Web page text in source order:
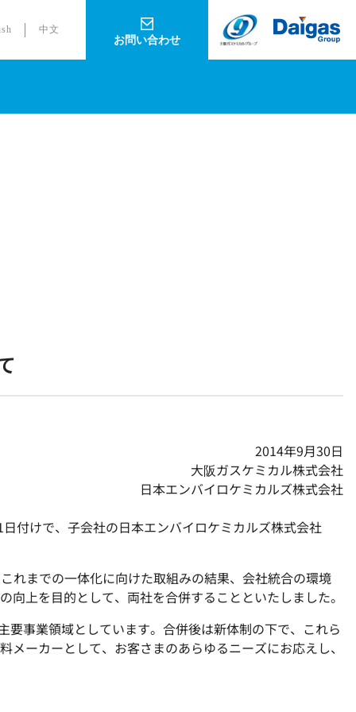
中文
お問い合わせ
2014年9月30日
大阪ガスケミカル株式会社
日本エンバイロケミカルズ株式会社
付けで、子会社の日本エンバイロケミカルズ株式会社
れまでの一体化に向けた取組みの結果、会社統合の環境
上を目的として、両社を合併することといたしました。
事業領域としています。合併後は新体制の下で、これら
ーカーとして、お客さまのあらゆるニーズにお応えし、